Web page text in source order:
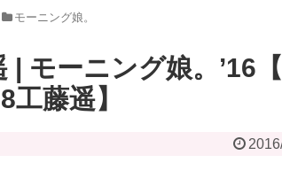
モーニング娘。
| モーニング娘。’16
工藤遥】